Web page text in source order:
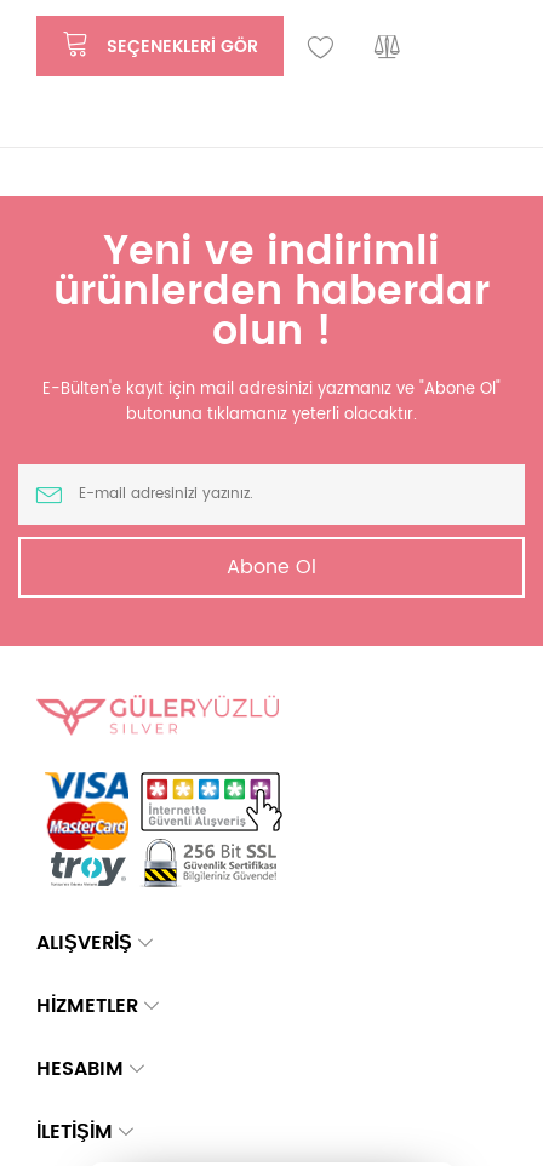
SEÇENEKLERI GÖR
Yeni ve indirimli
ürünlerden haberdar
olun !
E-Bülten'e kayıt için mail adresinizi yazmanız ve "Abone Ol"
butonuna tıklamanız yeterli olacaktır.
Abone Ol
ALIŞVERİŞ
HİZMETLER
HESABIM
İLETIŞIM